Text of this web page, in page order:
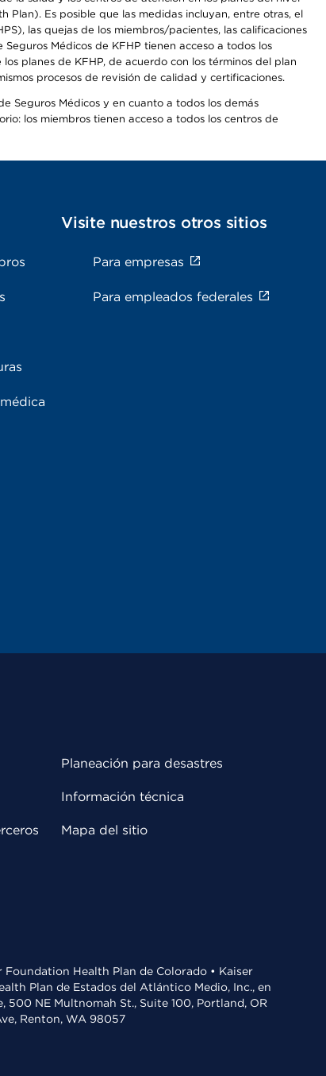
Plan). Es posible que las medidas incluyan, entre otras, el
las quejas de los miembros/pacientes, las calificaciones
Médicos de KFHP tienen acceso a todos los
planes de KFHP, de acuerdo con los términos del plan
procesos de revisión de calidad y certificaciones.
Seguros Médicos y en cuanto a todos los demás
los miembros tienen acceso a todos los centros de
Visite nuestros otros sitios
Para empresas
Para empleados federales
Planeación para desastres
Información técnica
Mapa del sitio
Foundation Health Plan de Colorado • Kaiser
Plan de Estados del Atlántico Medio, Inc., en
NE Multnomah St., Suite 100, Portland, OR
Renton, WA 98057